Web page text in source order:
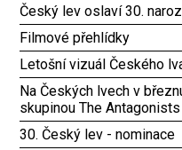
Český lev oslaví 30.
Filmové přehlídky
Letošní vizuál Českého
Na Českých lvech v
skupinou The Antagonists
30. Český lev - nominace